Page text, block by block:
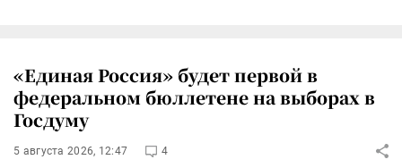
«Единая Россия» будет первой в
федеральном бюллетене на выборах в
Госдуму
5 августа 2026, 12:47 4